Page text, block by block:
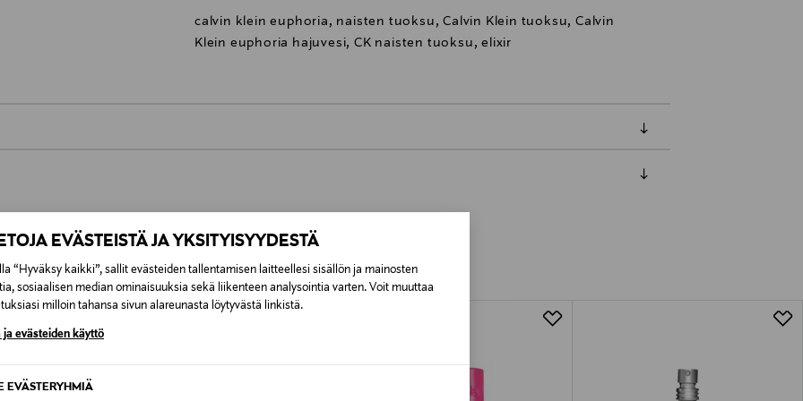
EVÄSTEISTÄ JA YKSITYISYYDESTÄ
“Hyväksy kaikki”, sallit evästeiden tallentamisen laitteellesi sisällön ja mainosten
sosiaalisen median ominaisuuksia sekä liikenteen analysointia varten. Voit muuttaa
milloin tahansa sivun alareunasta löytyvästä linkistä.
ja evästeiden käyttö
EVÄSTERYHMIÄ
calvin klein euphoria, naisten tuoksu, Calvin Klein tuoksu, Calvin
Klein euphoria hajuvesi, CK naisten tuoksu, elixir
0,00 € – 4,90 €
7,90 €–50,00 € kuljetusyhtiöstä ja tuotteen koosta riippuen
Alk. 6,90 €, kun toimitus on saatavilla valittuun osoitteeseen.
NÄISTÄ